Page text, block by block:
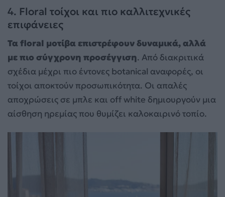
4. Floral τοίχοι και πιο καλλιτεχνικές
επιφάνειες
Τα floral μοτίβα επιστρέφουν δυναμικά, αλλά
με πιο σύγχρονη προσέγγιση. Από διακριτικά
σχέδια μέχρι πιο έντονες botanical αναφορές, οι
τοίχοι αποκτούν προσωπικότητα. Οι απαλές
αποχρώσεις σε μπλε και off white δημιουργούν μια
αίσθηση ηρεμίας που θυμίζει καλοκαιρινό τοπίο.